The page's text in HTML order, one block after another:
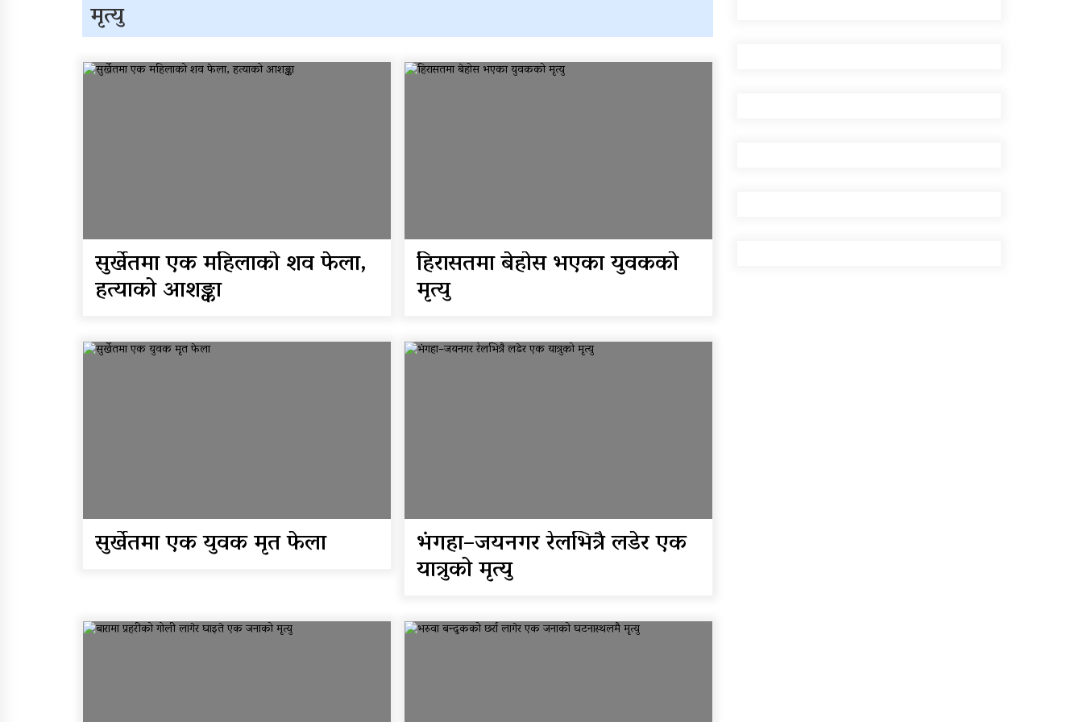
शुल्कदर यस्तो छ…
घरमाथि पहिरो खस्दा ३ वर्षीय
घरमाथिबाट पहिरो खसेपछि १३
मृत्यु
सुर्खेतमा एक महिलाको शव फेला,
हत्याको आशङ्का
हिरासतमा बेहोस भएका युवकको
मृत्यु
सुर्खेतमा एक युवक मृत फेला भंगहा–जयनगर रेलभित्रै लडेर एक
यात्रुको मृत्यु